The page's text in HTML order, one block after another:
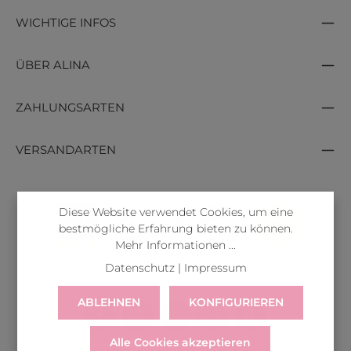
WICHTIGE INFOS
ÜBER ALINA
ZAHLUNGSARTEN
VERSANDARTEN
Diese Website verwendet Cookies, um eine
bestmögliche Erfahrung bieten zu können.
Mehr Informationen ...
Datenschutz| Impressum
ABLEHNEN KONFIGURIEREN
Alle Cookies akzeptieren